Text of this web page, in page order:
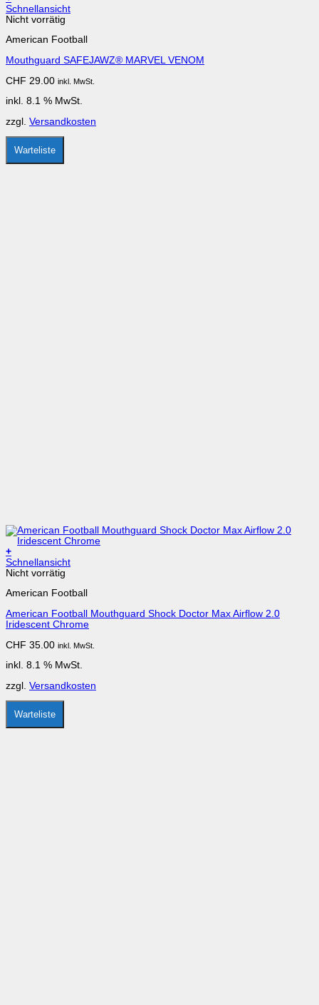
Schnellansicht
Nicht vorrätig
American Football
Mouthguard SAFEJAWZ® MARVEL VENOM
CHF 29.00 inkl. MwSt.
inkl. 8.1 % MwSt.
zzgl. Versandkosten
Warteliste
+
Schnellansicht
Nicht vorrätig
American Football
American Football Mouthguard Shock Doctor Max Airflow 2.0
Iridescent Chrome
CHF 35.00 inkl. MwSt.
inkl. 8.1 % MwSt.
zzgl. Versandkosten
Warteliste